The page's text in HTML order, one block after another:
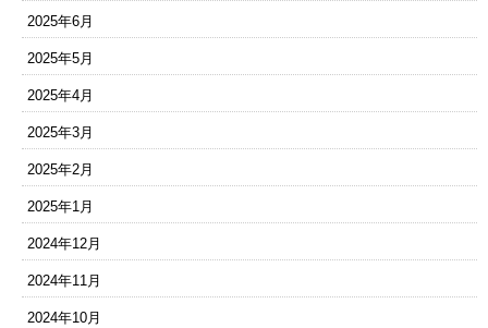
2025年6月
2025年5月
2025年4月
2025年3月
2025年2月
2025年1月
2024年12月
2024年11月
2024年10月